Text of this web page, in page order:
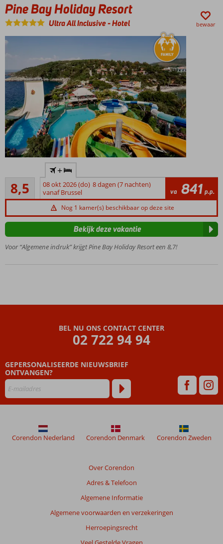
spetterend
Aquapark
Pine Bay Holiday Resort
Ultra All Inclusive-Hotel bewaar
het
strand
carterestaurants
met
glijbanen
8,5Aanrader
21
beoordelingen
+
08 okt 2026 (do) 8 dagen (7 nachten)
vanaf Brussel
va 841 p.p.
Nog 1 kamer(s) beschikbaar op deze site
Voor “Algemene indruk” krijgt Pine Bay Holiday Resort een 8,7!
Bekijk deze vakantie
BEL NU ONS CONTACT CENTER
02 722 94 94
GEPERSONALISEERDE NIEUWSBRIEF
ONTVANGEN?
Over Corendon
Adres & Telefoon
Algemene Informatie
Algemene voorwaarden en verzekeringen
Herroepingsrecht
Corendon Nederland Corendon Denmark Corendon Zweden